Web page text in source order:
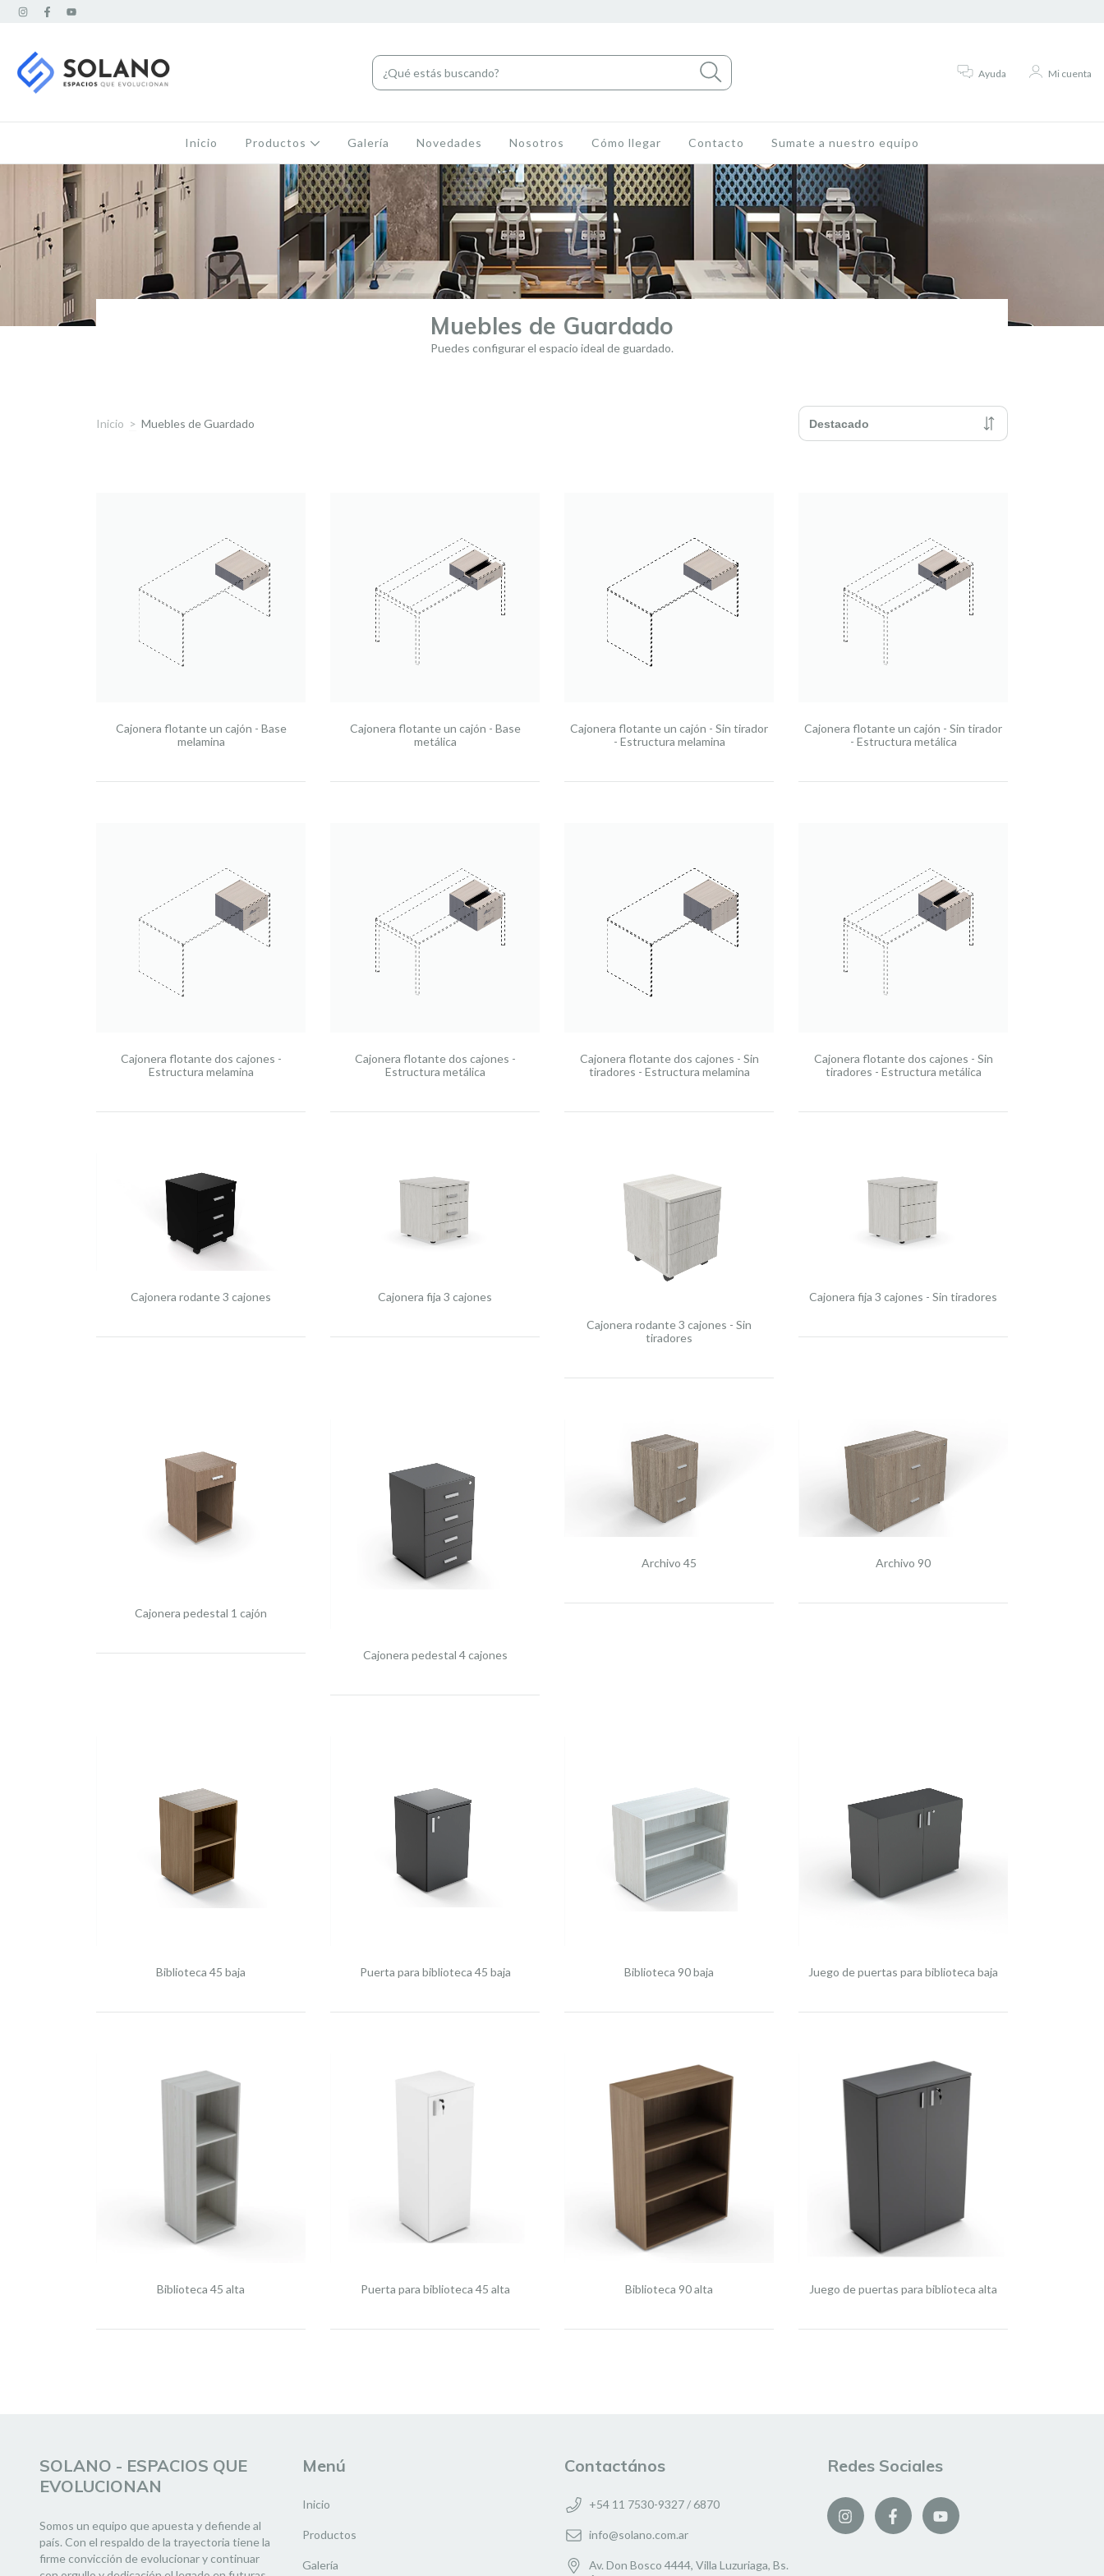
Ayuda Mi cuenta
Inicio Productos Galería Novedades Nosotros Cómo llegar Contacto Sumate a nuestro equipo
Muebles de Guardado
Puedes configurar el espacio ideal de guardado.
Inicio > Muebles de Guardado
Cajonera flotante un cajón - Base
melamina
Cajonera flotante un cajón - Base
metálica
Cajonera flotante un cajón - Sin tirador
- Estructura melamina
Cajonera flotante un cajón - Sin tirador
- Estructura metálica
Cajonera flotante dos cajones -
Estructura melamina
Cajonera flotante dos cajones -
Estructura metálica
Cajonera flotante dos cajones - Sin
tiradores - Estructura melamina
Cajonera flotante dos cajones - Sin
tiradores - Estructura metálica
Cajonera rodante 3 cajones
Cajonera fija 3 cajones
Cajonera rodante 3 cajones - Sin
tiradores
Cajonera fija 3 cajones - Sin tiradores
Cajonera pedestal 1 cajón
Cajonera pedestal 4 cajones
Archivo 45 Archivo 90
Biblioteca 45 baja Puerta para biblioteca 45 baja Biblioteca 90 baja Juego de puertas para biblioteca baja
Biblioteca 45 alta Puerta para biblioteca 45 alta Biblioteca 90 alta Juego de puertas para biblioteca alta
SOLANO - ESPACIOS QUE
EVOLUCIONAN
Somos un equipo que apuesta y defiende al
país. Con el respaldo de la trayectoria tiene la
firme convicción de evolucionar y continuar
Menú
Inicio
Productos
Galería
Contactános
+54 11 7530-9327 / 6870
info@solano.com.ar
Av. Don Bosco 4444, Villa Luzuriaga, Bs.
Redes Sociales